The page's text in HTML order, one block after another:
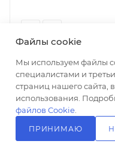
Душевой гарнитур
KD-01
Есть в наличии: 20
7 990 ₽/шт
Файлы cookie
Мы используем файлы
специалистами и
страниц нашего сайта,
использования.
файлов Cookie
ПРИНИМАЮ